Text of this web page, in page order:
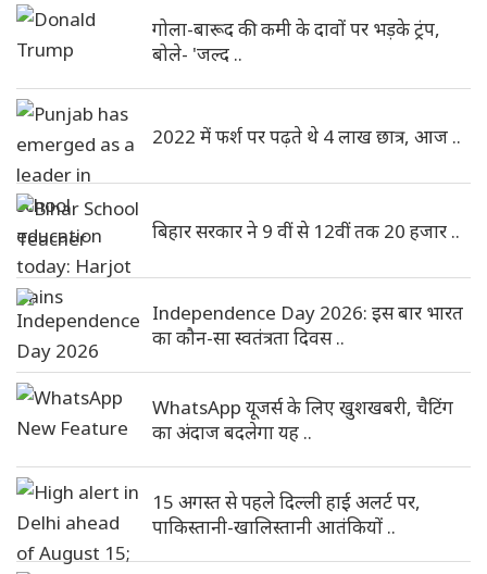
गोला-बारूद की कमी के दावों पर भड़के ट्रंप,
बोले- 'जल्द ..
2022 में फर्श पर पढ़ते थे 4 लाख छात्र, आज ..
बिहार सरकार ने 9 वीं से 12वीं तक 20 हजार ..
Independence Day 2026: इस बार भारत
का कौन-सा स्वतंत्रता दिवस ..
WhatsApp यूजर्स के लिए खुशखबरी, चैटिंग
का अंदाज बदलेगा यह ..
15 अगस्त से पहले दिल्ली हाई अलर्ट पर,
पाकिस्तानी-खालिस्तानी आतंकियों ..